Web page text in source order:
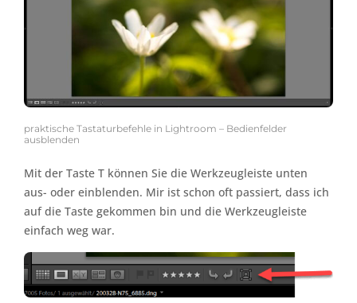
praktische Tastaturbefehle in Lightroom – Bedienfelder
ausblenden
Mit der Taste T können Sie die Werkzeugleiste unten
aus- oder einblenden. Mir ist schon oft passiert, dass ich
auf die Taste gekommen bin und die Werkzeugleiste
einfach weg war.